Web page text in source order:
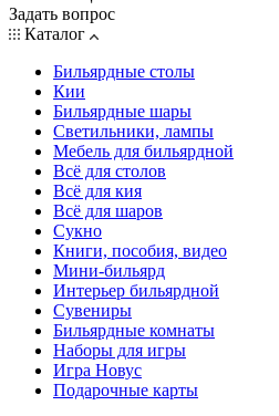
Задать вопрос
Каталог
Бильярдные столы
Кии
Бильярдные шары
Светильники, лампы
Мебель для бильярдной
Всё для столов
Всё для кия
Всё для шаров
Сукно
Книги, пособия, видео
Мини-бильярд
Интерьер бильярдной
Сувениры
Бильярдные комнаты
Наборы для игры
Игра Новус
Подарочные карты